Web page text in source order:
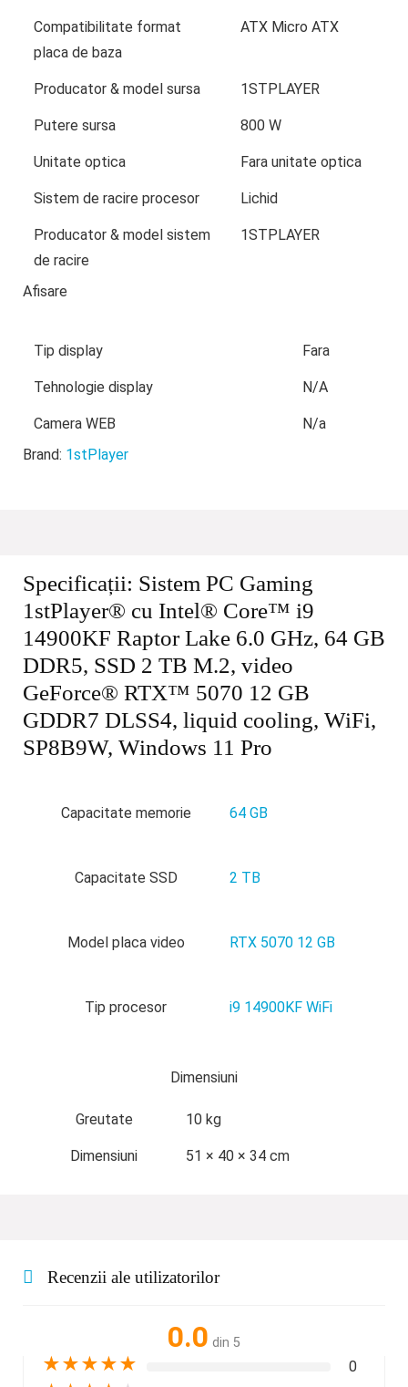
Compatibilitate format
placa de baza
ATX Micro ATX
Producator & model sursa 1STPLAYER
Putere sursa 800 W
Unitate optica Fara unitate optica
Sistem de racire procesor Lichid
Producator & model sistem
de racire
1STPLAYER
Afisare
Tip display Fara
Tehnologie display N/A
Camera WEB
N/a
Brand: 1stPlayer
Specificații: Sistem PC Gaming
1stPlayer® cu Intel® Core™ i9
14900KF Raptor Lake 6.0 GHz, 64 GB
DDR5, SSD 2 TB M.2, video
GeForce® RTX™ 5070 12 GB
GDDR7 DLSS4, liquid cooling, WiFi,
SP8B9W, Windows 11 Pro
Capacitate memorie 64 GB
Capacitate SSD 2 TB
Model placa video RTX 5070 12 GB
Tip procesor i9 14900KF WiFi
Dimensiuni
Greutate 10 kg
Dimensiuni 51 × 40 × 34 cm
Recenzii ale utilizatorilor
0.0 din 5
★★★★★ 0